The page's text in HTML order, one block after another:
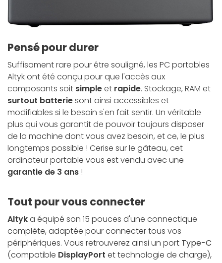
Pensé pour durer
Suffisament rare pour être souligné, les PC portables
Altyk ont été conçu pour que l'accès aux
composants soit simpleet rapide. Stockage, RAM et
surtout batteriesont ainsi accessibles et
modifiables si le besoin s'en fait sentir. Un véritable
plus qui vous garantit de pouvoir toujours disposer
de la machine dont vous avez besoin, et ce, le plus
longtemps possible ! Cerise sur le gâteau, cet
ordinateur portable vous est vendu avec une
garantie de 3 ans !
Tout pour vous connecter
Altyka équipé son 15 pouces d'une connectique
complète, adaptée pour connecter tous vos
périphériques. Vous retrouverez ainsi un port Type-C
(compatible DisplayPort et technologie de charge),